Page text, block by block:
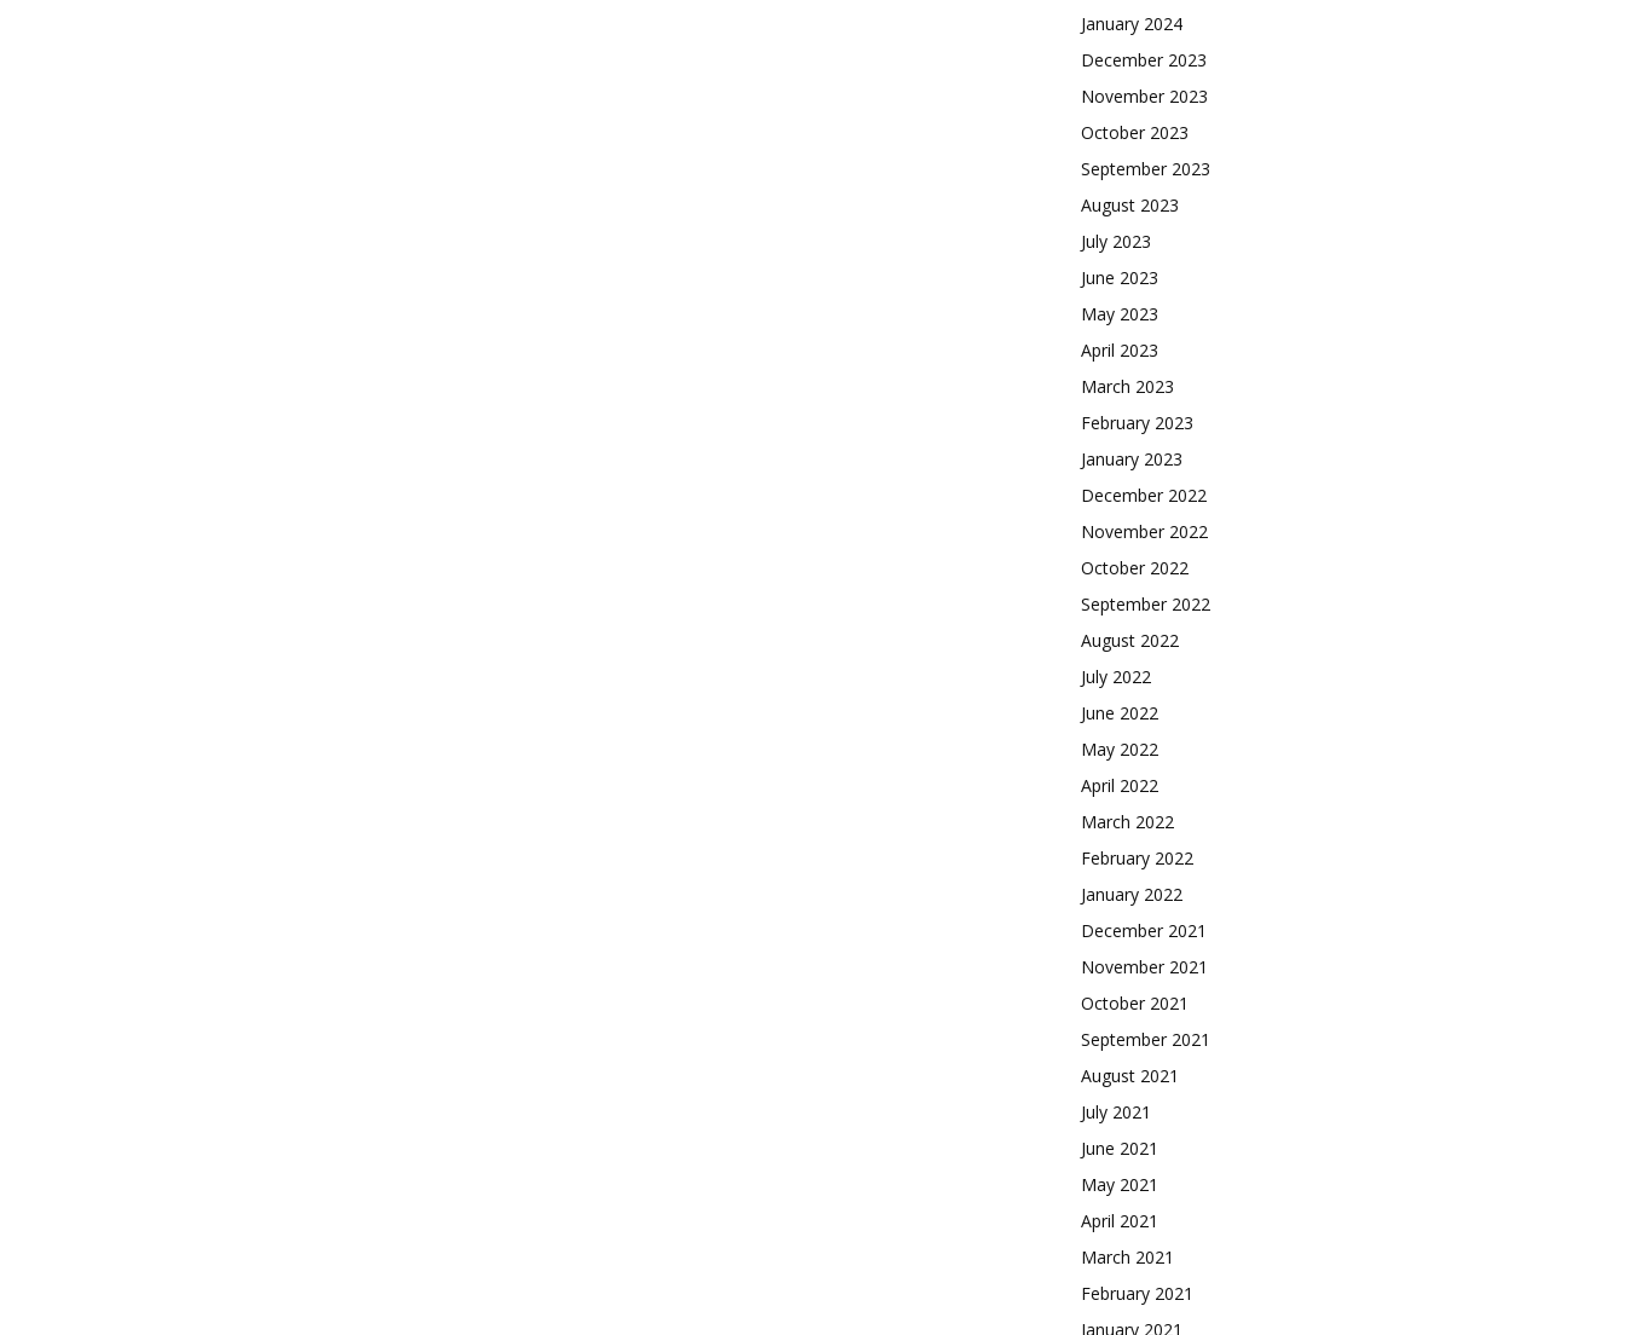
January 2024
December 2023
November 2023
October 2023
September 2023
August 2023
July 2023
June 2023
May 2023
April 2023
March 2023
February 2023
January 2023
December 2022
November 2022
October 2022
September 2022
August 2022
July 2022
June 2022
May 2022
April 2022
March 2022
February 2022
January 2022
December 2021
November 2021
October 2021
September 2021
August 2021
July 2021
June 2021
May 2021
April 2021
March 2021
February 2021
January 2021